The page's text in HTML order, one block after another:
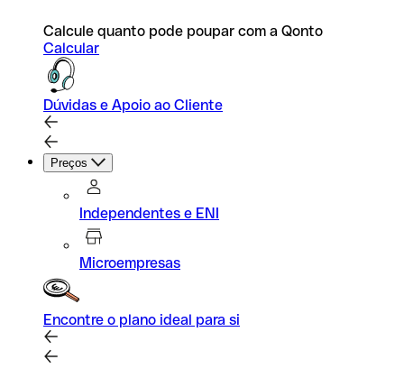
Calcule quanto pode poupar com a Qonto
Calcular
Dúvidas e Apoio ao Cliente
Preços
Independentes e ENI
Microempresas
Encontre o plano ideal para si